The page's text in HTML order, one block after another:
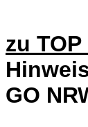
zu TOP
GO